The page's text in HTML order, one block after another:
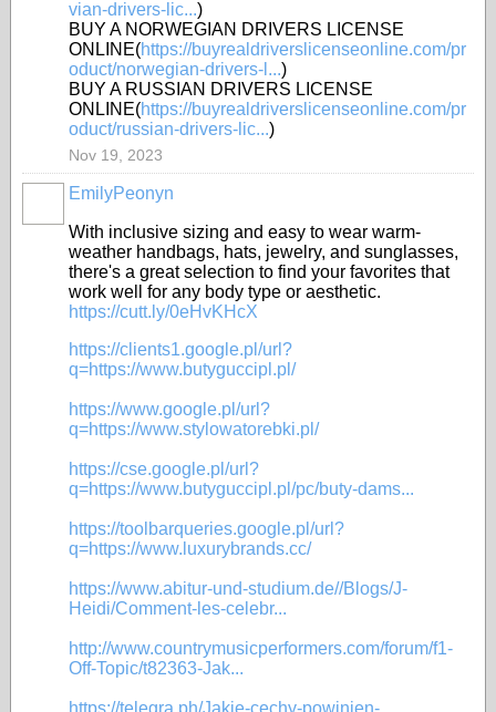
vian-drivers-lic...)
BUY A NORWEGIAN DRIVERS LICENSE
ONLINE(https://buyrealdriverslicenseonline.com/pr
oduct/norwegian-drivers-l...)
BUY A RUSSIAN DRIVERS LICENSE
ONLINE(https://buyrealdriverslicenseonline.com/pr
oduct/russian-drivers-lic...)
Nov 19, 2023
EmilyPeonyn
With inclusive sizing and easy to wear warm-
weather handbags, hats, jewelry, and sunglasses,
there's a great selection to find your favorites that
work well for any body type or aesthetic.
https://cutt.ly/0eHvKHcX
https://clients1.google.pl/url?
q=https://www.butyguccipl.pl/
https://www.google.pl/url?
q=https://www.stylowatorebki.pl/
https://cse.google.pl/url?
q=https://www.butyguccipl.pl/pc/buty-dams...
https://toolbarqueries.google.pl/url?
q=https://www.luxurybrands.cc/
https://www.abitur-und-studium.de//Blogs/J-
Heidi/Comment-les-celebr...
http://www.countrymusicperformers.com/forum/f1-
Off-Topic/t82363-Jak...
https://telegra.ph/Jakie-cechy-powinien-